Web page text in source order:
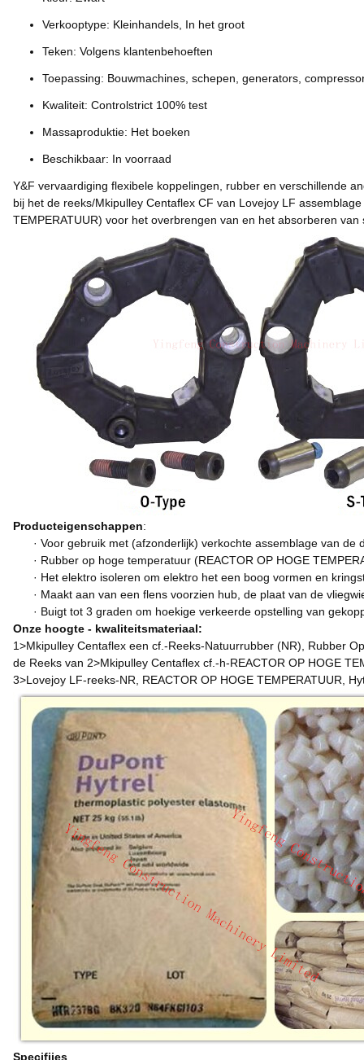
Verkooptype: Kleinhandels, In het groot
Teken: Volgens klantenbehoeften
Toepassing: Bouwmachines, schepen, generators,
Kwaliteit: Controlstrict 100% test
Massaproduktie: Het boeken
Beschikbaar: In voorraad
Y&F vervaardiging flexibele koppelingen, rubber en verschillende
bij het de reeks/Mkipulley Centaflex CF van Lovejoy LF
TEMPERATUUR) voor het overbrengen van en het absorberen
Producteigenschappen:
· Voor gebruik met (afzonderlijk) verkochte assemblage van
· Rubber op hoge temperatuur (REACTOR OP HOGE
· Het elektro isoleren om elektro het een boog vormen en
· Maakt aan van een flens voorzien hub, de plaat van de
· Buigt tot 3 graden om hoekige verkeerde opstelling van
Onze hoogte - kwaliteitsmateriaal:
1>Mkipulley Centaflex een cf.-Reeks-Natuurrubber (NR), Rubber
de Reeks van 2>Mkipulley Centaflex cf.-h-REACTOR OP HOGE
3>Lovejoy LF-reeks-NR, REACTOR OP HOGE TEMPERATUUR,
Specifiies